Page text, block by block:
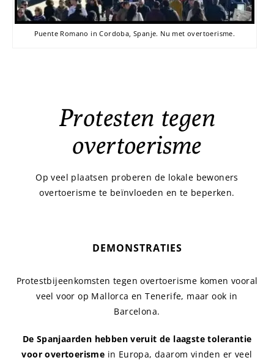
Puente Romano in Cordoba, Spanje. Nu met overtoerisme.
Protesten tegen
overtoerisme
Op veel plaatsen proberen de lokale bewoners
overtoerisme te beïnvloeden en te beperken.
DEMONSTRATIES
Protestbijeenkomsten tegen overtoerisme komen vooral
veel voor op Mallorca en Tenerife, maar ook in
Barcelona.
De Spanjaarden hebben veruit de laagste tolerantie
voor overtoerisme in Europa, daarom vinden er veel